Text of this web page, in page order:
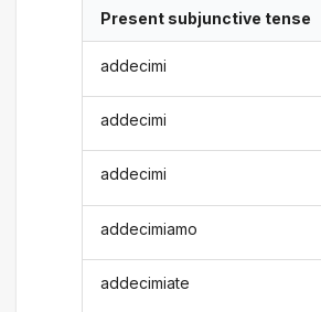
Present subjunctive tense
addecimi
addecimi
addecimi
addecimiamo
addecimiate